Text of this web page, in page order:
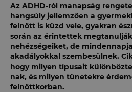
Az ADHD-ról manapság
hangsúly jellemzően a
felnőtt is küzd vele, gyakran
során az érintettek
nehézségeiket, de
akadályokkal szembesülnek.
hogy milyen típusait
nak, és milyen tünetekre
felnőttkorban.